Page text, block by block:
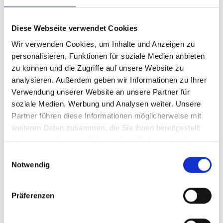
Diese Webseite verwendet Cookies
Wir verwenden Cookies, um Inhalte und Anzeigen zu
personalisieren, Funktionen für soziale Medien anbieten
zu können und die Zugriffe auf unsere Website zu
analysieren. Außerdem geben wir Informationen zu Ihrer
Verwendung unserer Website an unsere Partner für
soziale Medien, Werbung und Analysen weiter. Unsere
Partner führen diese Informationen möglicherweise mit
weiteren Daten zusammen, die Sie ihnen bereitgestellt
haben oder die sie im Rahmen Ihrer Nutzung der Dienste
Notwendig
Präferenzen
Contributions (NDCs), sind das Kernstück des Paris-
Abkommens. Sie beinhalten die nationalen
international kommuniziert und regelmäßig angepasst
werden müssen.
Mehr lesen …
Agenda 2030 &
Nachhaltigkeitsziele (SDGs)